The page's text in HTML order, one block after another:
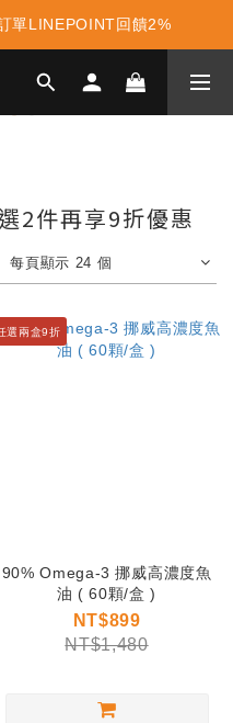
點這裡享優惠👈
單LINEPOINT回饋2%
這裡享優惠👈
2件再享9折優惠
每頁顯示 24 個
選兩盒9折
90% Omega-3 挪威高濃度魚
油 ( 60顆/盒 )
NT$899
NT$1,480